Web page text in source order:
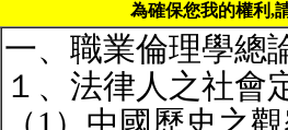
為確保您我的權利,
一、職業倫理學總
１、法律人之社會